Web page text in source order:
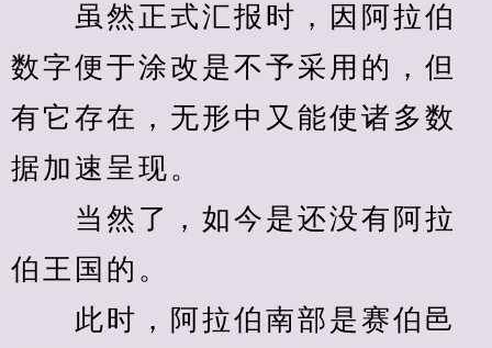
虽然正式汇报时，因阿拉伯
数字便于涂改是不予采用的，但
有它存在，无形中又能使诸多数
据加速呈现。
当然了，如今是还没有阿拉
伯王国的。
此时，阿拉伯南部是赛伯邑